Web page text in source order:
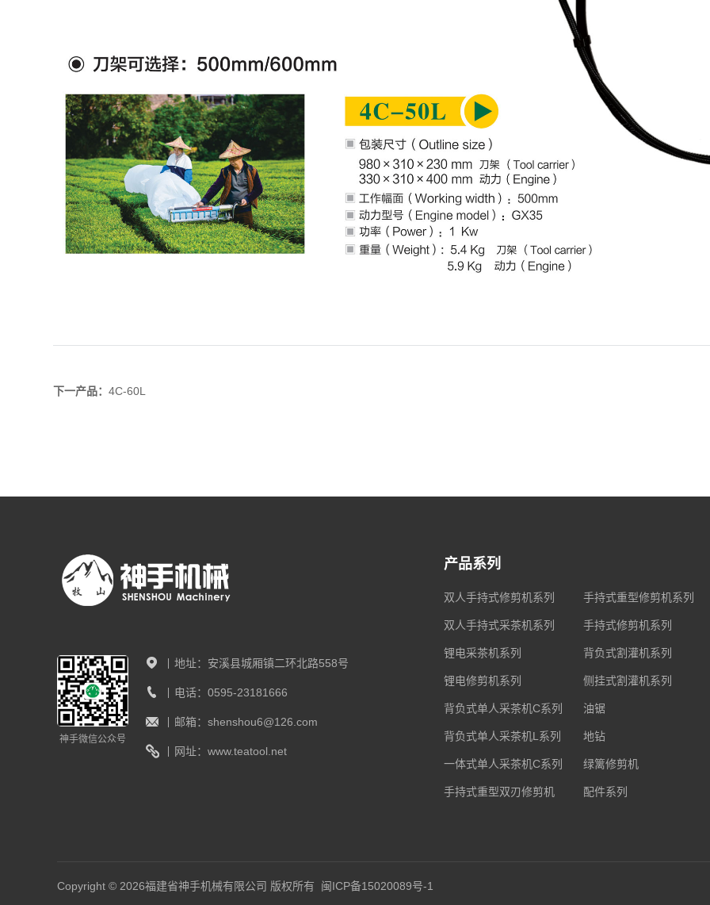
下一产品：4C-60L
神手微信公众号
地址： 安溪县城厢镇二环北路558号
电话： 0595-23181666
邮箱： shenshou6@126.com
网址： www.teatool.net
产品系列
双人手持式修剪机系列
双人手持式采茶机系列
锂电采茶机系列
锂电修剪机系列
背负式单人采茶机C系列
背负式单人采茶机L系列
一体式单人采茶机C系列
手持式重型双刃修剪机
手持式重型修剪机系列
手持式修剪机系列
背负式割灌机系列
侧挂式割灌机系列
油锯
地钻
绿篱修剪机
配件系列
Copyright © 2026福建省神手机械有限公司 版权所有 闽ICP备15020089号-1